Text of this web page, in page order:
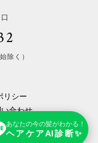
あなたの今の髪がわかる！
ヘアケアAI診断✨
除く）
リシー
い合わせ